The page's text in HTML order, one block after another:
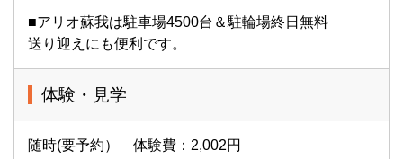
■アリオ蘇我は駐車場4500台＆駐輪場終日無料
送り迎えにも便利です。
体験・見学
随時(要予約） 体験費：2,002円